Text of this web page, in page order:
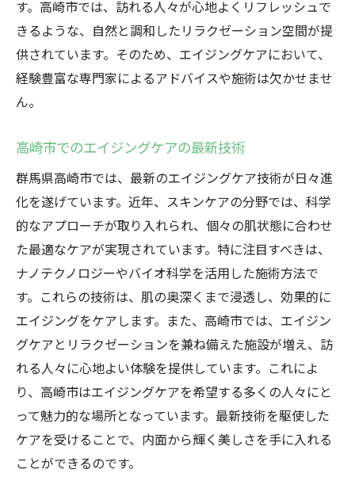
す。高崎市では、訪れる人々が心地よくリフレッシュで
きるような、自然と調和したリラクゼーション空間が提
供されています。そのため、エイジングケアにおいて、
経験豊富な専門家によるアドバイスや施術は欠かせませ
ん。
高崎市でのエイジングケアの最新技術
群馬県高崎市では、最新のエイジングケア技術が日々進
化を遂げています。近年、スキンケアの分野では、科学
的なアプローチが取り入れられ、個々の肌状態に合わせ
た最適なケアが実現されています。特に注目すべきは、
ナノテクノロジーやバイオ科学を活用した施術方法で
す。これらの技術は、肌の奥深くまで浸透し、効果的に
エイジングをケアします。また、高崎市では、エイジン
グケアとリラクゼーションを兼ね備えた施設が増え、訪
れる人々に心地よい体験を提供しています。これによ
り、高崎市はエイジングケアを希望する多くの人々にと
って魅力的な場所となっています。最新技術を駆使した
ケアを受けることで、内面から輝く美しさを手に入れる
ことができるのです。